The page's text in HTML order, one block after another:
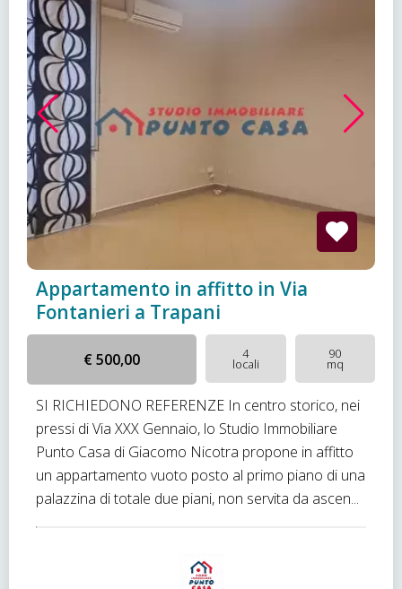
Appartamento in affitto in Via
Fontanieri a Trapani
€ 500,00 4
locali
90
mq
SI RICHIEDONO REFERENZE In centro storico, nei
pressi di Via XXX Gennaio, lo Studio Immobiliare
Punto Casa di Giacomo Nicotra propone in affitto
un appartamento vuoto posto al primo piano di una
palazzina di totale due piani, non servita da ascen...